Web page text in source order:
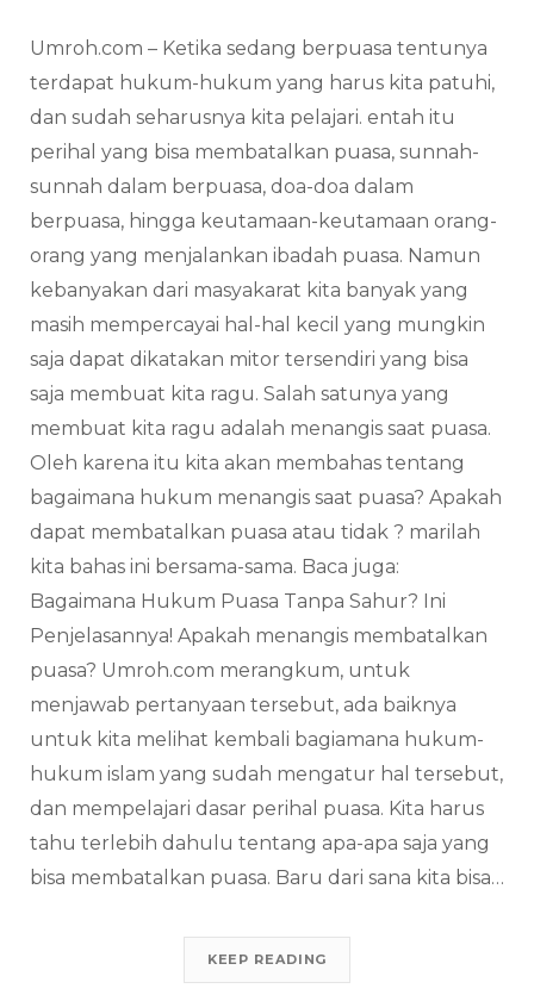
Umroh.com – Ketika sedang berpuasa tentunya
terdapat hukum-hukum yang harus kita patuhi,
dan sudah seharusnya kita pelajari. entah itu
perihal yang bisa membatalkan puasa, sunnah-
sunnah dalam berpuasa, doa-doa dalam
berpuasa, hingga keutamaan-keutamaan orang-
orang yang menjalankan ibadah puasa. Namun
kebanyakan dari masyakarat kita banyak yang
masih mempercayai hal-hal kecil yang mungkin
saja dapat dikatakan mitor tersendiri yang bisa
saja membuat kita ragu. Salah satunya yang
membuat kita ragu adalah menangis saat puasa.
Oleh karena itu kita akan membahas tentang
bagaimana hukum menangis saat puasa? Apakah
dapat membatalkan puasa atau tidak ? marilah
kita bahas ini bersama-sama. Baca juga:
Bagaimana Hukum Puasa Tanpa Sahur? Ini
Penjelasannya! Apakah menangis membatalkan
puasa? Umroh.com merangkum, untuk
menjawab pertanyaan tersebut, ada baiknya
untuk kita melihat kembali bagiamana hukum-
hukum islam yang sudah mengatur hal tersebut,
dan mempelajari dasar perihal puasa. Kita harus
tahu terlebih dahulu tentang apa-apa saja yang
bisa membatalkan puasa. Baru dari sana kita bisa…
KEEP READING